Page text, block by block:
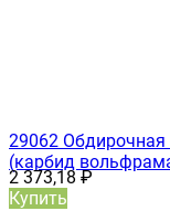
29062 Обдирочная
(карбид
2 373,18₽
Купить